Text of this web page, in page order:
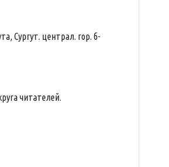
Сургут. централ. гор. б-
читателей.